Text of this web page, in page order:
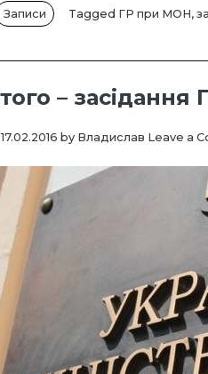
Записи Tagged ГР при МОН,
–
17.02.2016 by Владислав Leave a